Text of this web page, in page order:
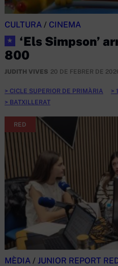
CULTURA / CINEMA
★
‘Els Simpson’
800
JUDITH VIVES 20 DE FEBRER DE
CICLE SUPERIOR DE PRIMÀRIA
BATXILLERAT
RED
MÈDIA / JUNIOR REPORT